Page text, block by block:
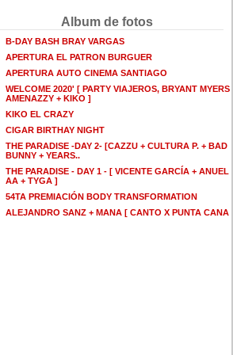
Album de fotos
B-DAY BASH BRAY VARGAS
APERTURA EL PATRON BURGUER
APERTURA AUTO CINEMA SANTIAGO
WELCOME 2020' [ PARTY VIAJEROS, BRYANT MYERS +
AMENAZZY + KIKO ]
KIKO EL CRAZY
CIGAR BIRTHAY NIGHT
THE PARADISE -DAY 2- [CAZZU + CULTURA P. + BAD
BUNNY + YEARS..
THE PARADISE - DAY 1 - [ VICENTE GARCÍA + ANUEL
AA + TYGA ]
54TA PREMIACIÓN BODY TRANSFORMATION
ALEJANDRO SANZ + MANA [ CANTO X PUNTA CANA ]